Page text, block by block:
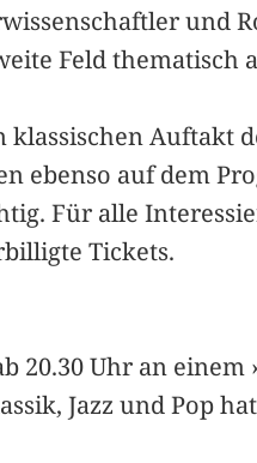
und
Feld thematisch
klassischen Auftakt
ebenso auf dem
Für alle
Tickets.
20.30 Uhr an einem
Jazz und Pop